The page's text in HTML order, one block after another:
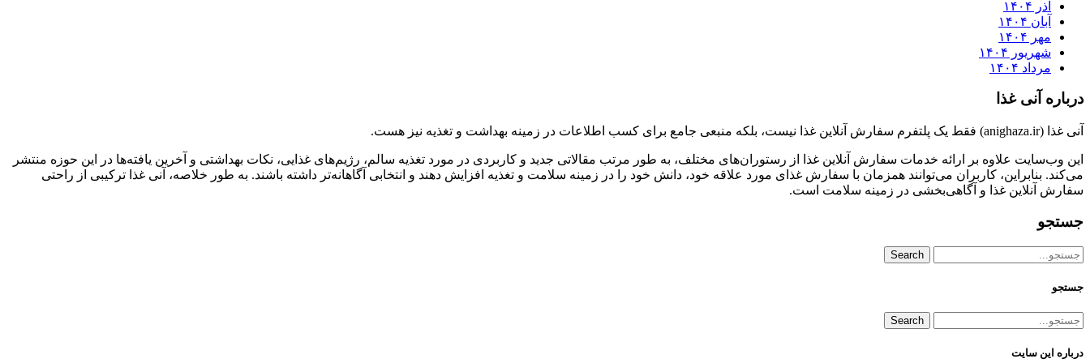
آذر ۱۴۰۴
آبان ۱۴۰۴
مهر ۱۴۰۴
شهریور ۱۴۰۴
مرداد ۱۴۰۴
درباره آنی غذا
آنی غذا (anighaza.ir) فقط یک پلتفرم سفارش آنلاین غذا نیست، بلکه منبعی جامع برای کسب اطلاعات در زمینه بهداشت و تغذیه نیز هست.
این وب‌سایت علاوه بر ارائه خدمات سفارش آنلاین غذا از رستوران‌های مختلف، به طور مرتب مقالاتی جدید و کاربردی در مورد تغذیه سالم، رژیم‌های غذایی، نکات بهداشتی و آخرین یافته‌ها در این حوزه منتشر
می‌کند. بنابراین، کاربران می‌توانند همزمان با سفارش غذای مورد علاقه خود، دانش خود را در زمینه سلامت و تغذیه افزایش دهند و انتخابی آگاهانه‌تر داشته باشند. به طور خلاصه، آنی غذا ترکیبی از راحتی
سفارش آنلاین غذا و آگاهی‌بخشی در زمینه سلامت است.
جستجو
Search
جستجو
Search
درباره این سایت